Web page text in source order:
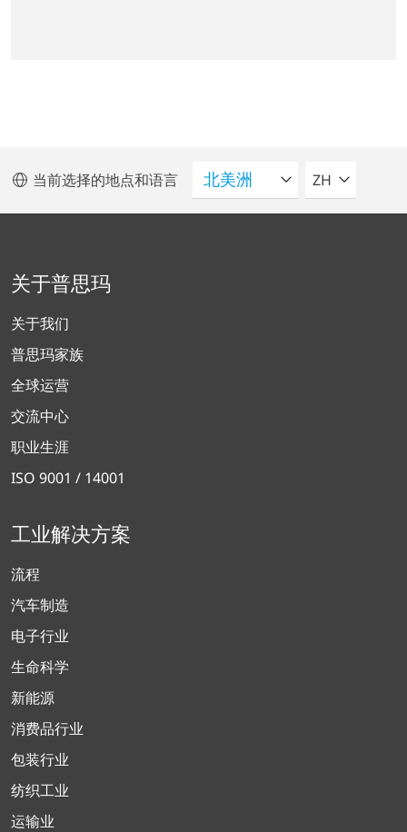
当前选择的地点和语言 请选择语言
ZH
关于普思玛
关于我们
普思玛家族
全球运营
交流中心
职业生涯
ISO 9001 / 14001
工业解决方案
流程
汽车制造
电子行业
生命科学
新能源
消费品行业
包装行业
纺织工业
运输业